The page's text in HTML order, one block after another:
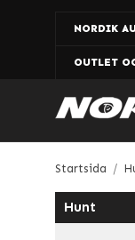
NORDIK
OUTLET
Startsida /
Hunt